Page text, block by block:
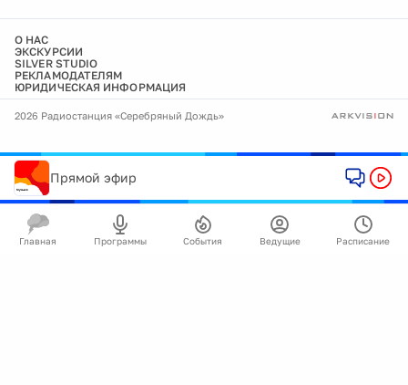
О НАС
ЭКСКУРСИИ
SILVER STUDIO
РЕКЛАМОДАТЕЛЯМ
ЮРИДИЧЕСКАЯ ИНФОРМАЦИЯ
2026 Радиостанция «Серебряный Дождь»
Прямой эфир
Главная Программы События Ведущие Расписание